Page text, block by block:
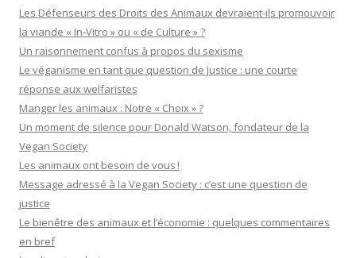
Les Défenseurs des Droits des Animaux devraient-ils promouvoir
la viande « In-Vitro » ou « de Culture » ?
Un raisonnement confus à propos du sexisme
Le véganisme en tant que question de Justice : une courte
réponse aux welfaristes
Manger les animaux : Notre « Choix » ?
Un moment de silence pour Donald Watson, fondateur de la
Vegan Society
Les animaux ont besoin de vous !
Message adressé à la Vegan Society : c’est une question de
justice
Le bienêtre des animaux et l’économie : quelques commentaires
en bref